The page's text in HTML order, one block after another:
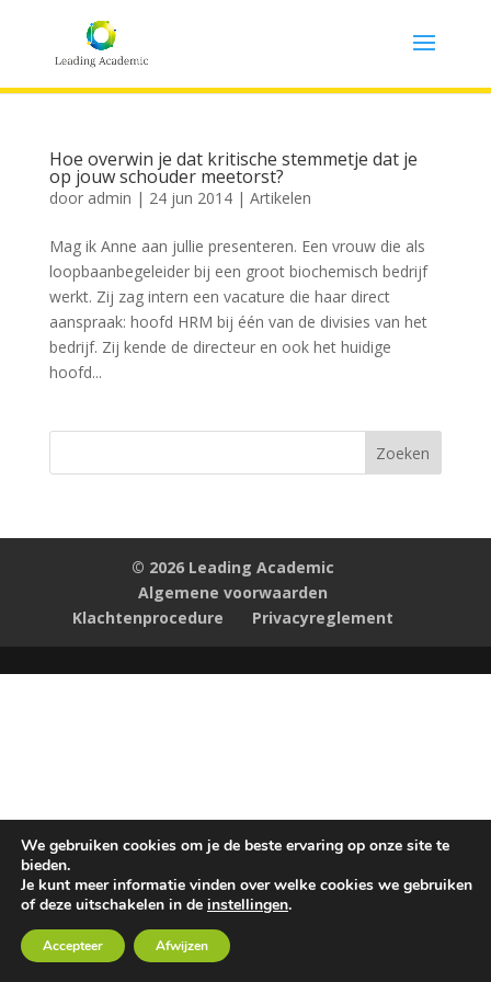
Hoe overwin je dat kritische stemmetje dat je
op jouw schouder meetorst?
door admin | 24 jun 2014| Artikelen
Mag ik Anne aan jullie presenteren. Een vrouw die als
loopbaanbegeleider bij een groot biochemisch bedrijf
werkt. Zij zag intern een vacature die haar direct
aanspraak: hoofd HRM bij één van de divisies van het
bedrijf. Zij kende de directeur en ook het huidige
hoofd...
Zoeken
© 2026 Leading Academic
Algemene voorwaarden
Klachtenprocedure
Privacyreglement
We gebruiken cookies om je de beste ervaring op onze site te
bieden.
Je kunt meer informatie vinden over welke cookies we gebruiken
of deze uitschakelen in de instellingen.
Accepteer Afwijzen